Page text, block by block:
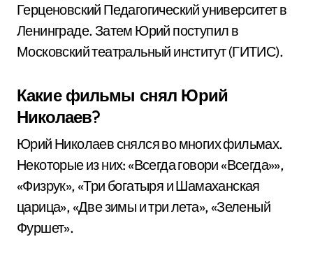
Герценовский Педагогический университет в
Ленинграде. Затем Юрий поступил в
Московский театральный институт (ГИТИС).
Какие фильмы снял Юрий
Николаев?
Юрий Николаев снялся во многих фильмах.
Некоторые из них: «Всегда говори «Всегда»»,
«Физрук», «Три богатыря и Шамаханская
царица», «Две зимы и три лета», «Зеленый
Фуршет».